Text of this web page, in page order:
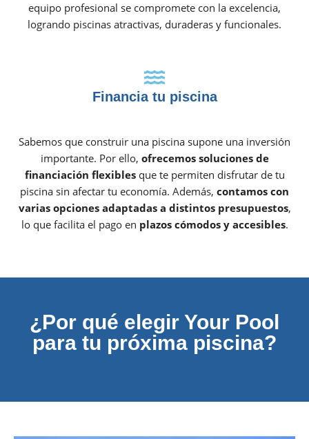
equipo profesional se compromete con la excelencia,
logrando piscinas atractivas, duraderas y funcionales.
Financia tu piscina
Sabemos que construir una piscina supone una inversión
importante. Por ello, ofrecemos soluciones de
financiación flexiblesque te permiten disfrutar de tu
piscina sin afectar tu economía. Además, contamos con
varias opciones adaptadas a distintos presupuestos,
lo que facilita el pago en plazos cómodos y accesibles.
¿Por qué elegir Your Pool
para tu próxima piscina?